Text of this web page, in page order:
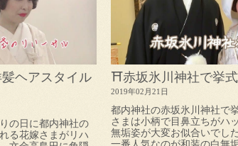
ヘアスタイル
の日に都内神社の
る花嫁さまがリハ
⛩赤坂氷川神社で挙
2019年02月21日
都内神社の赤坂氷川神社で
さまは小柄で目鼻立ちがハ
無垢姿が大変お似合いでし